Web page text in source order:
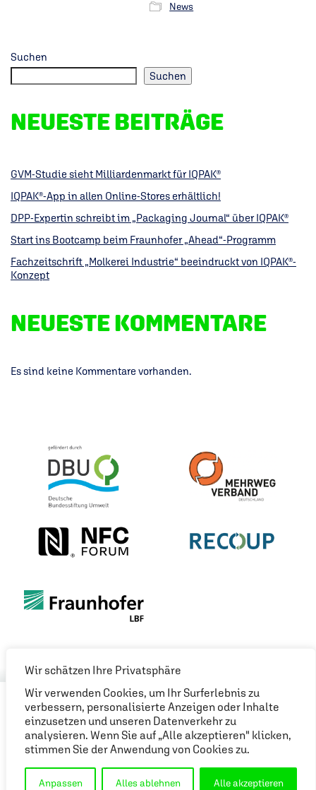
Wir schätzen Ihre Privatsphäre
Wir verwenden Cookies, um Ihr Surferlebnis zu
verbessern, personalisierte Anzeigen oder Inhalte
einzusetzen und unseren Datenverkehr zu
analysieren. Wenn Sie auf „Alle akzeptieren" klicken,
stimmen Sie der Anwendung von Cookies zu.
Anpassen Alles ablehnen Alle akzeptieren
News
Suchen
Suchen
NEUESTE BEITRÄGE
GVM-Studie sieht Milliardenmarkt für IQPAK®
IQPAK®-App in allen Online-Stores erhältlich!
DPP-Expertin schreibt im „Packaging Journal“ über IQPAK®
Start ins Bootcamp beim Fraunhofer „Ahead“-Programm
Fachzeitschrift „Molkerei Industrie“ beeindruckt von IQPAK®-
Konzept
NEUESTE KOMMENTARE
Es sind keine Kommentare vorhanden.
IMPRESSUM
DATENSCHUTZ
COOKIE-EINSTELLUNGEN
© IQPAK 2026